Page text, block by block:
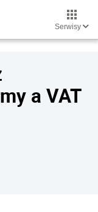
Serwisy
a VAT